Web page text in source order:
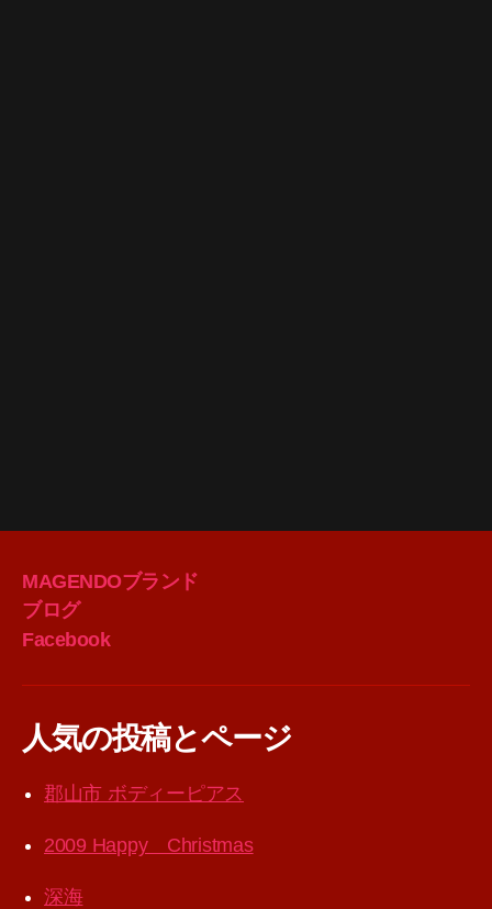
MAGENDOブランド
ブログ
Facebook
人気の投稿とページ
郡山市 ボディーピアス
2009 Happy Christmas
深海